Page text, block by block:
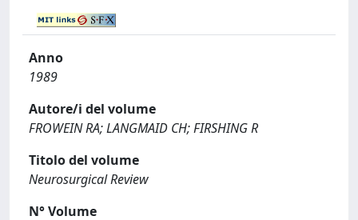
Anno
1989
Autore/i del volume
FROWEIN RA; LANGMAID CH; FIRSHING R
Titolo del volume
Neurosurgical Review
N° Volume